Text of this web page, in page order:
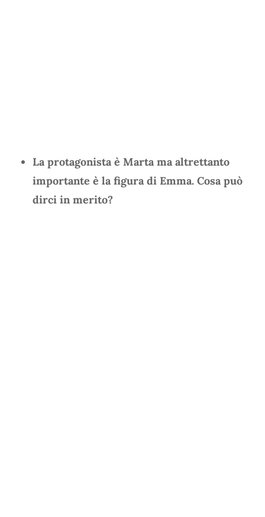
La protagonista è Marta ma altrettanto
importante è la figura di Emma. Cosa può
dirci in merito?